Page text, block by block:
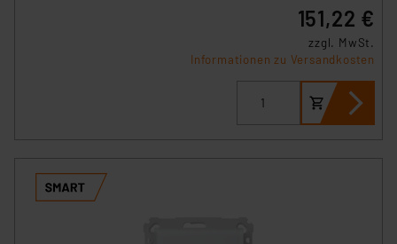
151,22 €
zzgl. MwSt.
Informationen zu Versandkosten